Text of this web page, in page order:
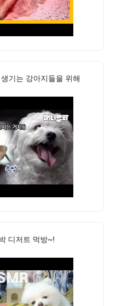
기는 강아지들을 위해
디저트 먹방~!